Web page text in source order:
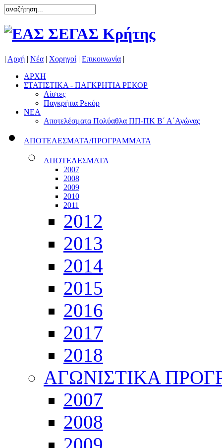
| Αρχή | Νέα | Χορηγοί | Επικοινωνία |
ΑΡΧΗ
ΣΤΑΤΙΣΤΙΚΑ - ΠΑΓΚΡΗΤΙΑ ΡΕΚΟΡ
Λίστες
Παγκρήτια Ρεκόρ
ΝΕΑ
Αποτελέσματα Πολύαθλα ΠΠ-ΠΚ Β΄ Α΄Αγώνας
ΑΠΟΤΕΛΕΣΜΑΤΑ/ΠΡΟΓΡΑΜΜΑΤΑ
ΑΠΟΤΕΛΕΣΜΑΤΑ
2007
2008
2009
2010
2011
2012
2013
2014
2015
2016
2017
2018
ΑΓΩΝΙΣΤΙΚΑ
2007
2008